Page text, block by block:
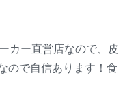
カー直営店なので、皮
ので自信あります！食